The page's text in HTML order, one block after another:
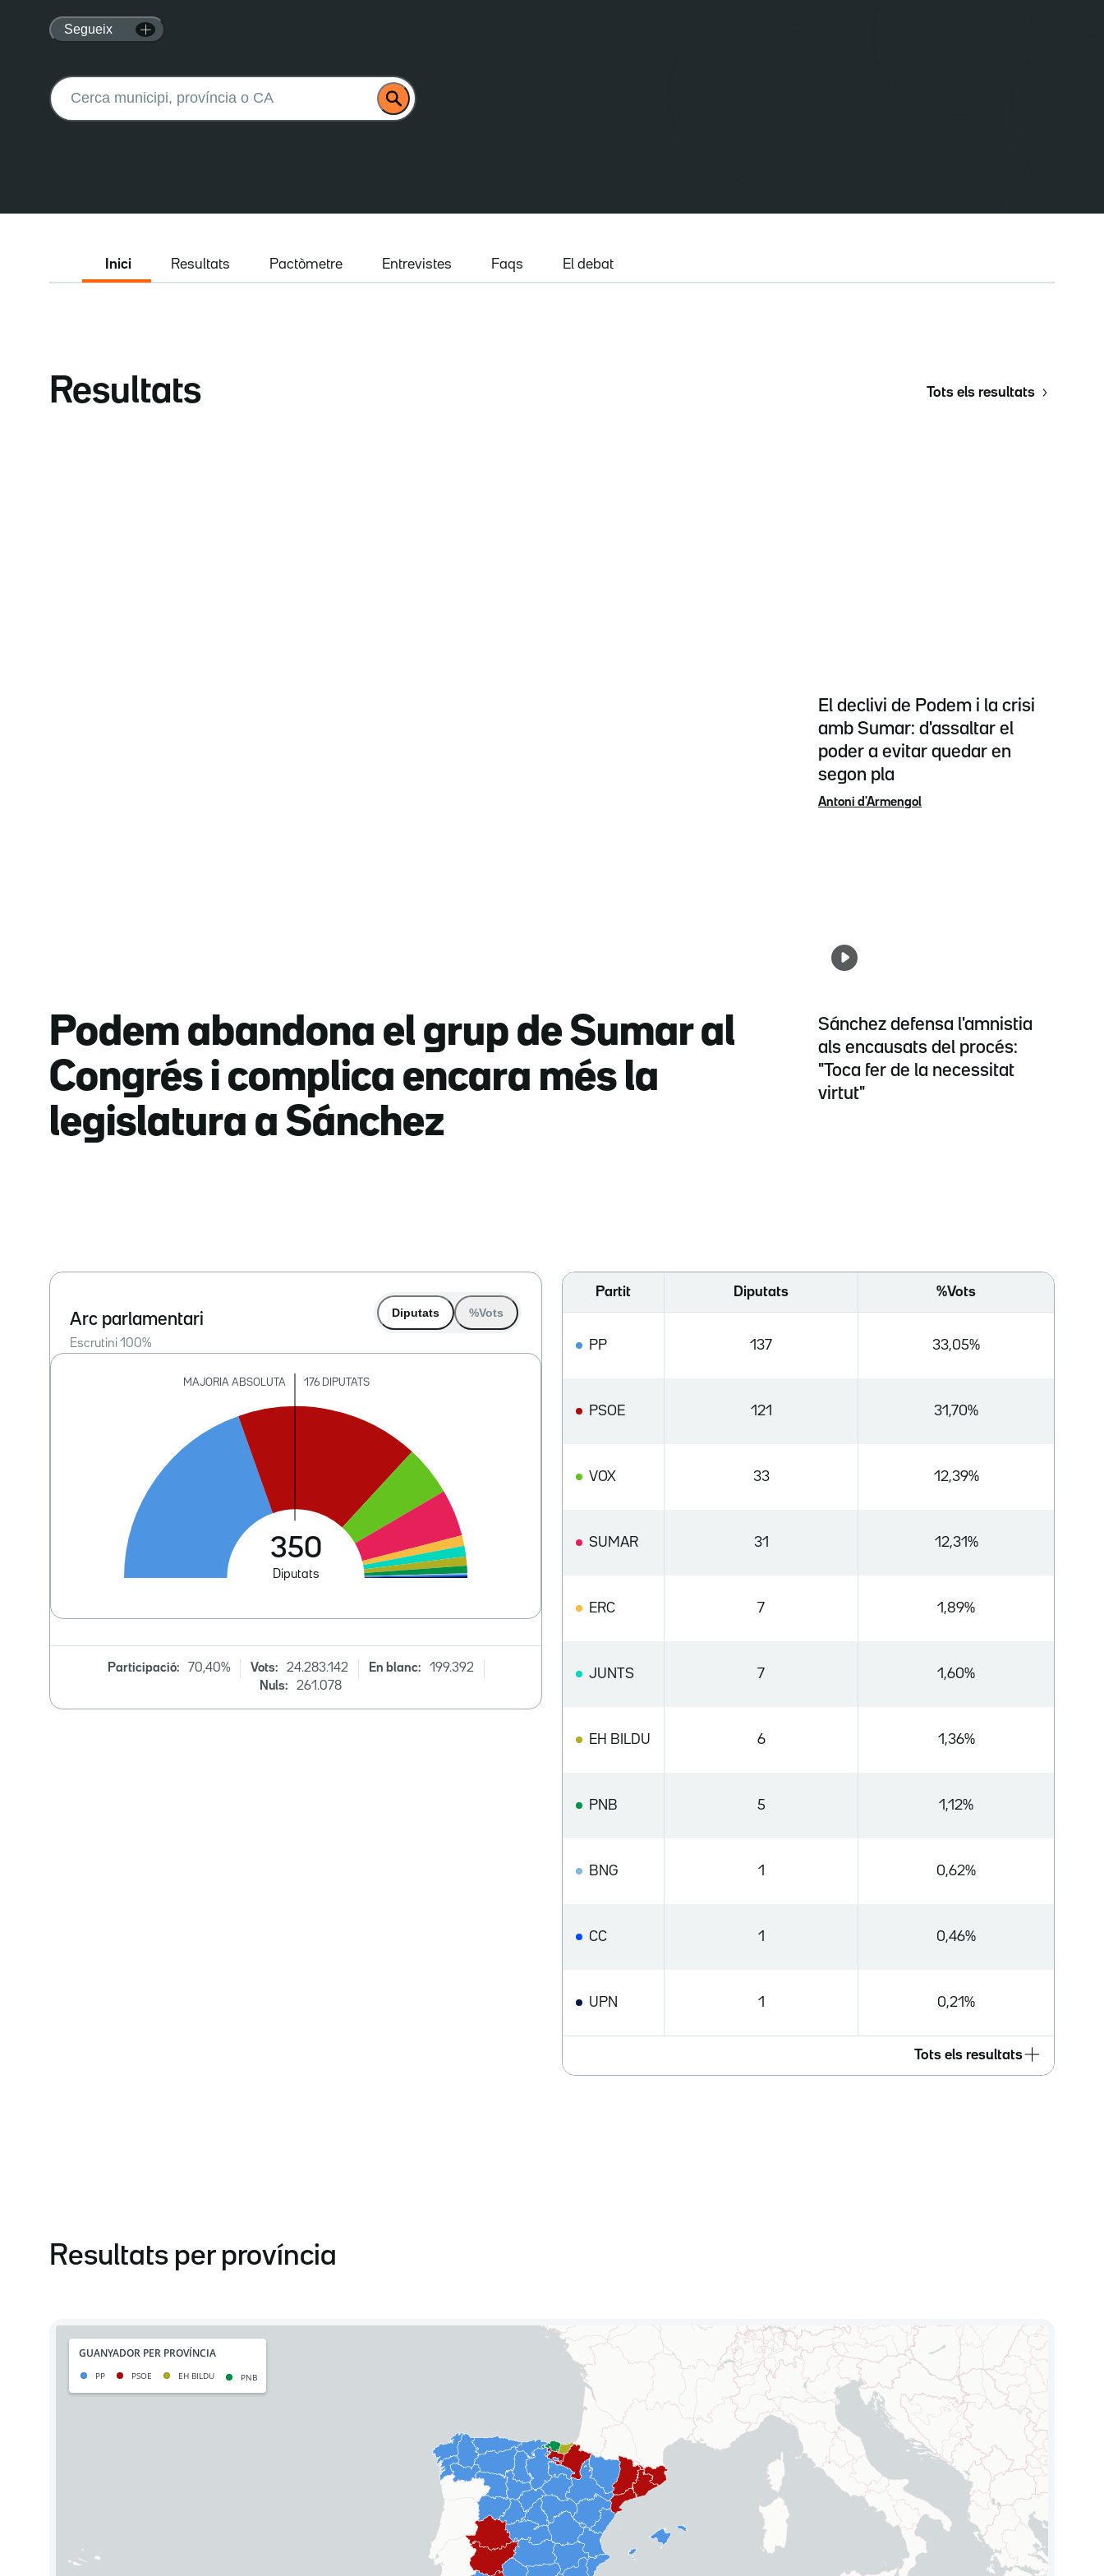
Segueix
Buscar:
Inici Resultats Pactòmetre Entrevistes Faqs El debat
Resultats Tots els resultats
Podem abandona el grup de Sumar al
Congrés i complica encara més la
legislatura a Sánchez
El declivi de Podem i la crisi
amb Sumar: d'assaltar el
poder a evitar quedar en
segon pla
Antoni d'Armengol
Sánchez defensa l'amnistia
als encausats del procés:
"Toca fer de la necessitat
virtut"
Arc parlamentari
Escrutini 100%
Diputats %Vots
Participació: 70,40% Vots: 24.283.142 En blanc:
199.392
Nuls:
261.078
Partit Diputats %Vots
PP 137 33,05%
PSOE 121 31,70%
VOX 33 12,39%
SUMAR 31 12,31%
ERC 7 1,89%
JUNTS 7 1,60%
EH BILDU 6 1,36%
PNB 5 1,12%
BNG 1 0,62%
CC 1 0,46%
UPN 1 0,21%
Tots els resultats
Resultats per província